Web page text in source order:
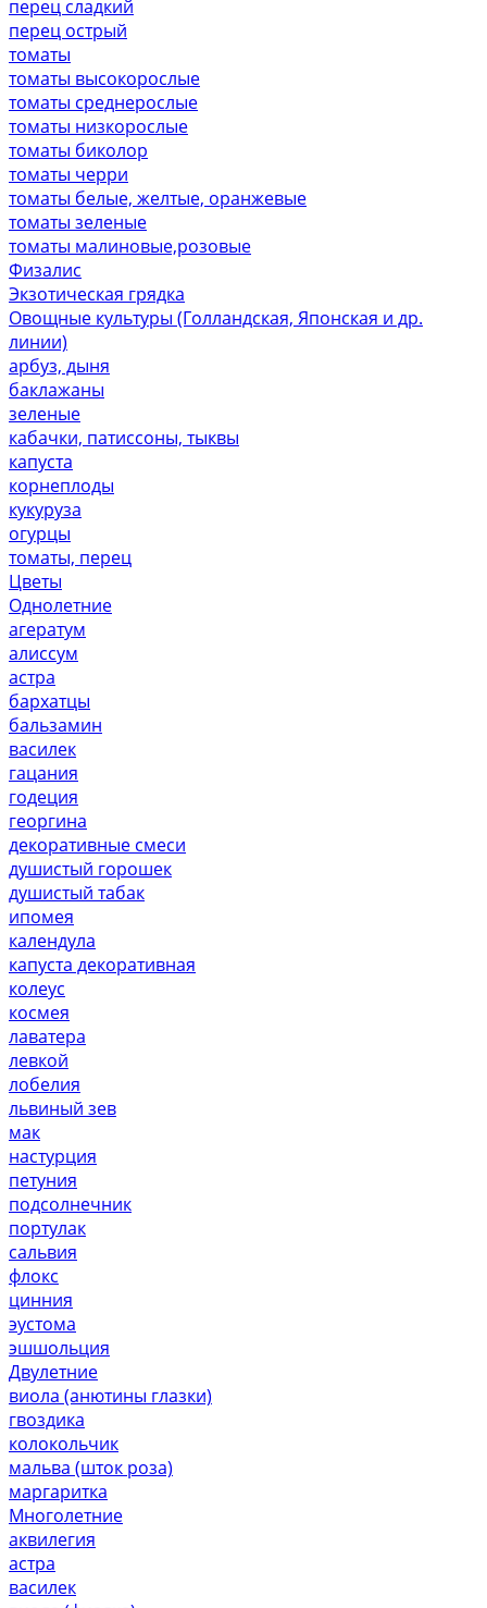
перец сладкий
перец острый
томаты
томаты высокорослые
томаты среднерослые
томаты низкорослые
томаты биколор
томаты черри
томаты белые, желтые, оранжевые
томаты зеленые
томаты малиновые,розовые
Физалис
Экзотическая грядка
Овощные культуры (Голландская, Японская и др.
линии)
арбуз, дыня
баклажаны
зеленые
кабачки, патиссоны, тыквы
капуста
корнеплоды
кукуруза
огурцы
томаты, перец
Цветы
Однолетние
агератум
алиссум
астра
бархатцы
бальзамин
василек
гацания
годеция
георгина
декоративные смеси
душистый горошек
душистый табак
ипомея
календула
капуста декоративная
колеус
космея
лаватера
левкой
лобелия
львиный зев
мак
настурция
петуния
подсолнечник
портулак
сальвия
флокс
цинния
эустома
эшшольция
Двулетние
виола (анютины глазки)
гвоздика
колокольчик
мальва (шток роза)
маргаритка
Многолетние
аквилегия
астра
василек